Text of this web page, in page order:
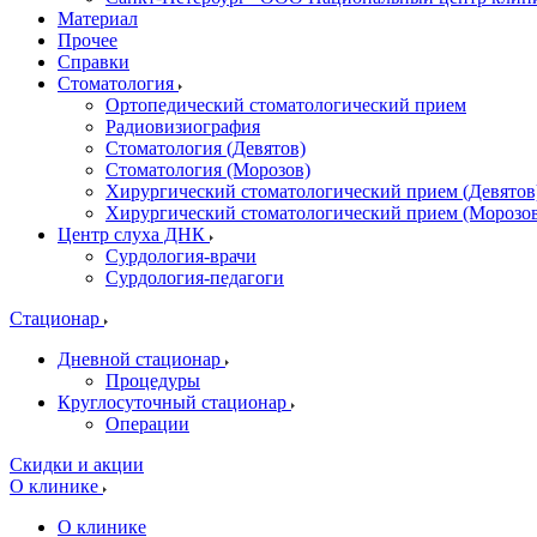
Материал
Прочее
Справки
Стоматология
Ортопедический стоматологический прием
Радиовизиография
Стоматология (Девятов)
Стоматология (Морозов)
Хирургический стоматологический прием
Хирургический стоматологический прием
Центр слуха ДНК
Сурдология-врачи
Сурдология-педагоги
Стационар
Дневной стационар
Процедуры
Круглосуточный стационар
Операции
Скидки и акции
О клинике
О клинике